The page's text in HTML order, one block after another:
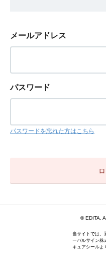
メールアドレス
パスワード
パスワードを忘れた方はこちら
© EDITA.
当サイトでは、
ーバルサイン株
キュアシールよ